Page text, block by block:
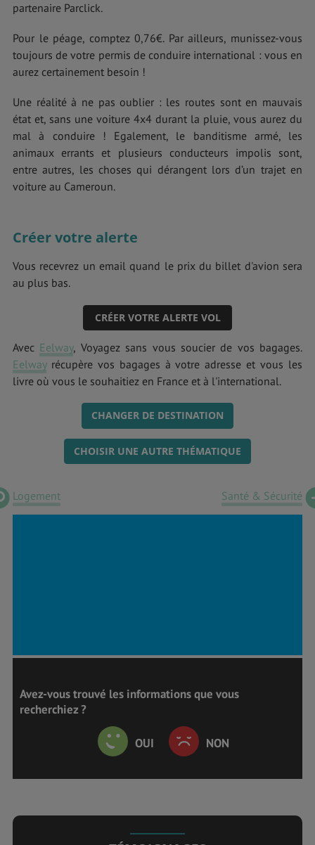
partenaire Parclick.
Pour le péage, comptez 0,76€. Par ailleurs, munissez-vous
toujours de votre permis de conduire international : vous en
aurez certainement besoin !
Une réalité à ne pas oublier : les routes sont en mauvais
état et, sans une voiture 4x4 durant la pluie, vous aurez du
mal à conduire ! Egalement, le banditisme armé, les
animaux errants et plusieurs conducteurs impolis sont,
entre autres, les choses qui dérangent lors d’un trajet en
voiture au Cameroun.
Créer votre alerte
Vous recevrez un email quand le prix du billet d'avion sera
au plus bas.
CRÉER VOTRE ALERTE VOL
Avec Eelway, Voyagez sans vous soucier de vos bagages.
Eelwayrécupère vos bagages à votre adresse et vous les
livre où vous le souhaitiez en France et à l'international.
CHANGER DE DESTINATION
CHOISIR UNE AUTRE THÉMATIQUE
Logement Santé & Sécurité
Avez-vous trouvé les informations que vous
recherchiez ?
OUI NON